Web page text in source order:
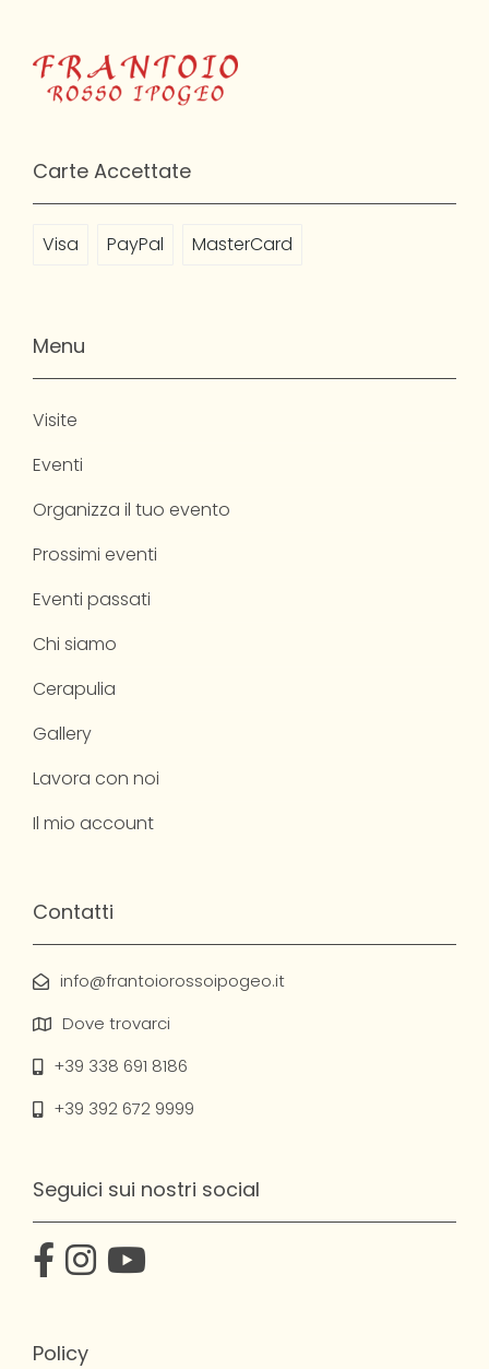
Carte Accettate
Visa PayPal MasterCard
Menu
Visite
Eventi
Organizza il tuo evento
Prossimi eventi
Eventi passati
Chi siamo
Cerapulia
Gallery
Lavora con noi
Il mio account
Contatti
info@frantoiorossoipogeo.it
Dove trovarci
+39 338 691 8186
+39 392 672 9999
Seguici sui nostri social
Policy